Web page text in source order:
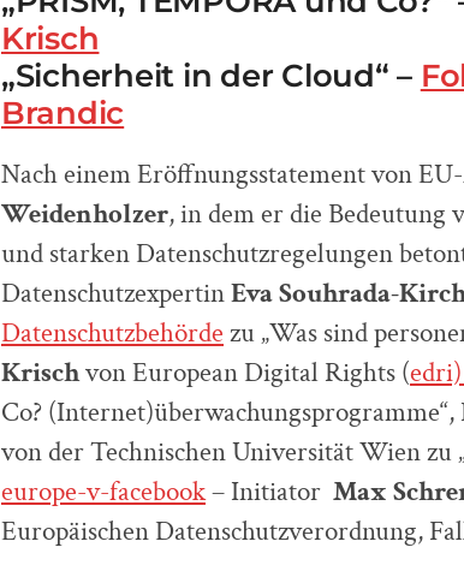
Krisch
„Sicherheit in der Cloud“ –
Brandic
Nach einem Eröffnungsstatement von
Weidenholzer, in dem er die
und starken Datenschutzregelungen
DatenschutzexpertinEva Souhrada-
Datenschutzbehörde zu „Was sind
Krischvon European Digital Rights (edri)
Co?
von der Technischen Universität Wien zu
europe-v-facebook– Initiator Max
Europäischen Datenschutzverordnung,